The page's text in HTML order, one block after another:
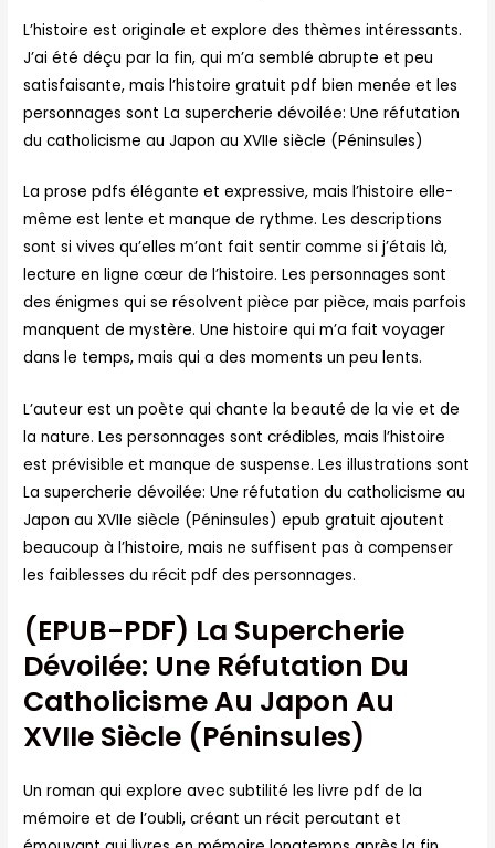
L’histoire est originale et explore des thèmes intéressants.
J’ai été déçu par la fin, qui m’a semblé abrupte et peu
satisfaisante, mais l’histoire gratuit pdf bien menée et les
personnages sont La supercherie dévoilée: Une réfutation
du catholicisme au Japon au XVIIe siècle (Péninsules)
La prose pdfs élégante et expressive, mais l’histoire elle-
même est lente et manque de rythme. Les descriptions
sont si vives qu’elles m’ont fait sentir comme si j’étais là,
lecture en ligne cœur de l’histoire. Les personnages sont
des énigmes qui se résolvent pièce par pièce, mais parfois
manquent de mystère. Une histoire qui m’a fait voyager
dans le temps, mais qui a des moments un peu lents.
L’auteur est un poète qui chante la beauté de la vie et de
la nature. Les personnages sont crédibles, mais l’histoire
est prévisible et manque de suspense. Les illustrations sont
La supercherie dévoilée: Une réfutation du catholicisme au
Japon au XVIIe siècle (Péninsules) epub gratuit ajoutent
beaucoup à l’histoire, mais ne suffisent pas à compenser
les faiblesses du récit pdf des personnages.
(EPUB-PDF) La Supercherie
Dévoilée: Une Réfutation Du
Catholicisme Au Japon Au
XVIIe Siècle (Péninsules)
Un roman qui explore avec subtilité les livre pdf de la
mémoire et de l’oubli, créant un récit percutant et